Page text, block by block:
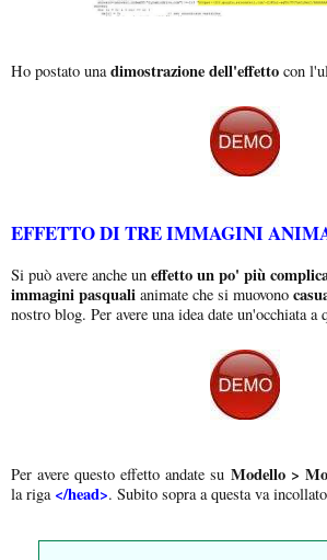
Ho postato unadimostrazione dell'effetto con
EFFETTO DI TRE IMMAGINI
Si può avere anche un effetto un po' più
immagini pasquali animate che si muovono
nostro blog. Per avere una idea date un'occhiata a
Per avere questo effetto andate su Modello >
la riga </head>. Subito sopra a questa va